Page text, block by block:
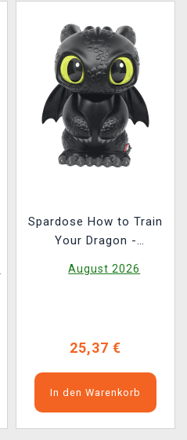
Spardose How to Train
Your Dragon -
August 2026
25,37 €
In den Warenkorb